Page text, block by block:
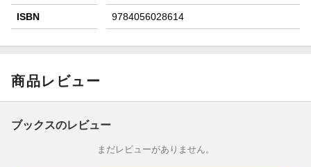
ISBN 9784056028614
商品レビュー
ブックスのレビュー
まだレビューがありません。